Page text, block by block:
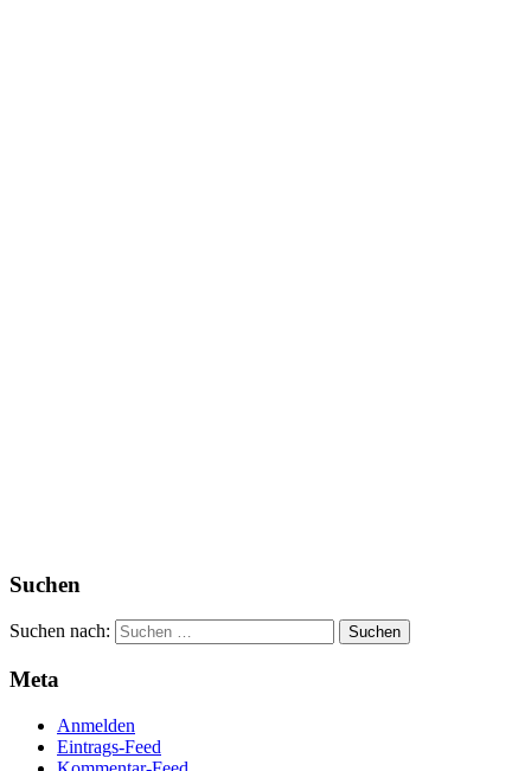
Suchen
Suchen nach:
Meta
Anmelden
Eintrags-Feed